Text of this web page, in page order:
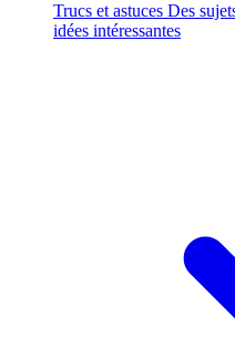
Trucs et astuces Des
idées intéressantes